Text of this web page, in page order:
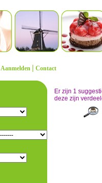
Aanmelden | Contact
Er zijn 1
deze zijn